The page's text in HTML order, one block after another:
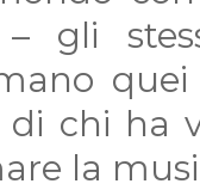
– gli
di chi ha
la